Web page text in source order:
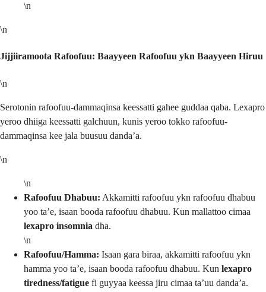
\n
\n
Jijjiiramoota Rafoofuu: Baayyeen Rafoofuu ykn Baayyeen Hiruu
\n
Serotonin rafoofuu-dammaqinsa keessatti gahee guddaa qaba. Lexapro
yeroo dhiiga keessatti galchuun, kunis yeroo tokko rafoofuu-
dammaqinsa kee jala buusuu danda’a.
\n
\n
Rafoofuu Dhabuu: Akkamitti rafoofuu ykn rafoofuu dhabuu
yoo ta’e, isaan booda rafoofuu dhabuu. Kun mallattoo cimaa
lexapro insomnia dha.
\n
Rafoofuu/Hamma: Isaan gara biraa, akkamitti rafoofuu ykn
hamma yoo ta’e, isaan booda rafoofuu dhabuu. Kun lexapro
tiredness/fatigue fi guyyaa keessa jiru cimaa ta’uu danda’a.